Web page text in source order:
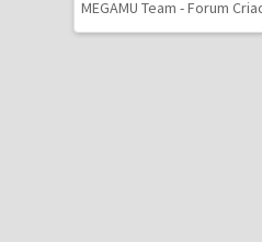
MEGAMU Team - Forum